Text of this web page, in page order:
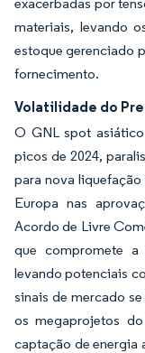
materiais, levando
estoque gerenciado
fornecimento.
Volatilidade do
O GNL spot
picos de 2024,
para nova
Europa nas
Acordo de Livre
que compromete
levando potenciais
sinais de mercado
os megaprojetos
captação de energia